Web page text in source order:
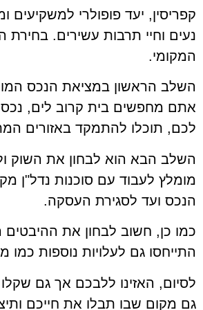
קפריסין, יעד פופולרי
נעים וחיי תרבות עשירים.
המקומי.
השלב הראשון במציאת הנכס
אתם מחפשים בית קרוב לים, נכס
לכם, תוכלו להתמקד באזורים
השלב הבא הוא לבחון את השוק
מומלץ לעבוד עם סוכנות נדל"ן
הנכס ועד לסגירת העסקה.
כמו כן, חשוב לבחון את ההיבטים
התייחסו גם לעלויות נוספות כמו
לסיום, האזינו ללבכם אך גם
גם מקום שבו תבלו את חייכם